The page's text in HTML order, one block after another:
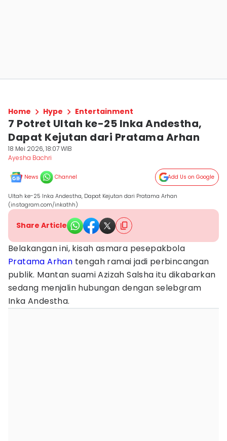
Home Hype Entertainment
7 Potret Ultah ke-25 Inka Andestha,
Dapat Kejutan dari Pratama Arhan
18 Mei 2026, 18:07 WIB
Ayesha Bachri
News Channel Add Us on Google
Ultah ke-25 Inka Andestha, Dapat Kejutan dari Pratama Arhan
(instagram.com/inkathh)
Share Article
Belakangan ini, kisah asmara pesepakbola
Pratama Arhan tengah ramai jadi perbincangan
publik. Mantan suami Azizah Salsha itu dikabarkan
sedang menjalin hubungan dengan selebgram
Inka Andestha.